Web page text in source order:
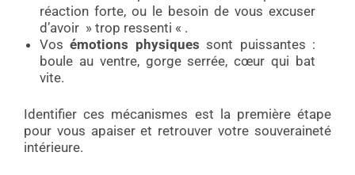
réaction forte, ou le besoin de vous excuser
d’avoir » trop ressenti « .
Vosémotions physiques sont puissantes :
boule au ventre, gorge serrée, cœur qui bat
vite.
Identifier ces mécanismes est la première étape
pour vous apaiser et retrouver votre souveraineté
intérieure.